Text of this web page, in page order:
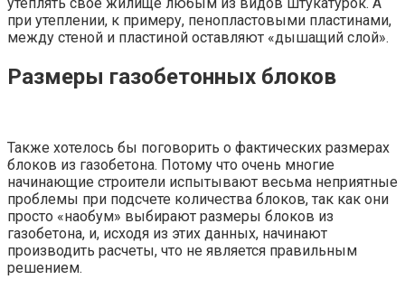
при утеплении, к примеру, пенопластовыми пластинами,
между стеной и пластиной оставляют «дышащий слой».
Размеры газобетонных блоков
Также хотелось бы поговорить о фактических размерах
блоков из газобетона. Потому что очень многие
начинающие строители испытывают весьма неприятные
проблемы при подсчете количества блоков, так как они
просто «наобум» выбирают размеры блоков из
газобетона, и, исходя из этих данных, начинают
производить расчеты, что не является правильным
решением.